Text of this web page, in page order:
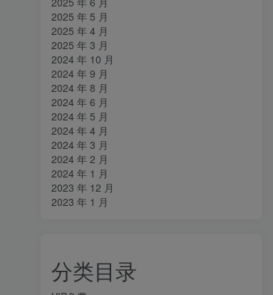
2025 年 5 月
2025 年 4 月
2025 年 3 月
2024 年 10 月
2024 年 9 月
2024 年 8 月
2024 年 6 月
2024 年 5 月
2024 年 4 月
2024 年 3 月
2024 年 2 月
2024 年 1 月
2023 年 12 月
2023 年 1 月
分类目录